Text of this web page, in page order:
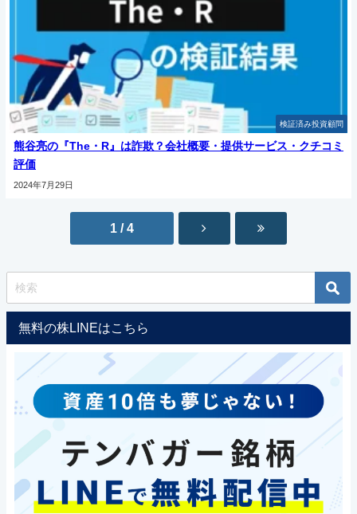
検証済み投資顧問
熊谷亮の『The・R』は詐欺？会社概要・提供サービス・クチコミ
評価
2024年7月29日
1 / 4
無料の株LINEはこちら